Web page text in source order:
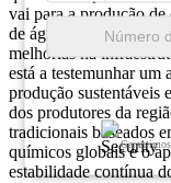
vai para a produção
de água respondem
melhorias na
está a testemunhar um
produção sustentáveis
dos produtores da
tradicionais baseados
químicos globais e o
estabilidade contínua